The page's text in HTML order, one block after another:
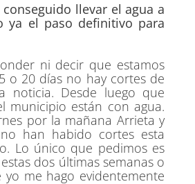
llevar el agua a
ya el paso definitivo para
ni decir que estamos
o 20 días no hay cortes de
noticia. Desde luego que
municipio están con agua.
por la mañana Arrieta y
han habido cortes esta
Lo único que pedimos es
dos últimas semanas o
me hago evidentemente